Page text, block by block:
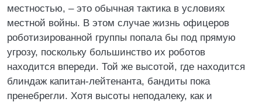
местностью, – это обычная тактика в условиях
местной войны. В этом случае жизнь офицеров
роботизированной группы попала бы под прямую
угрозу, поскольку большинство их роботов
находится впереди. Той же высотой, где находится
блиндаж капитан-лейтенанта, бандиты пока
пренебрегли. Хотя высоты неподалеку, как и